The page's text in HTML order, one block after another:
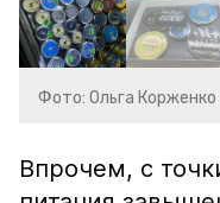
Фото: Ольга Корженко
Впрочем, с